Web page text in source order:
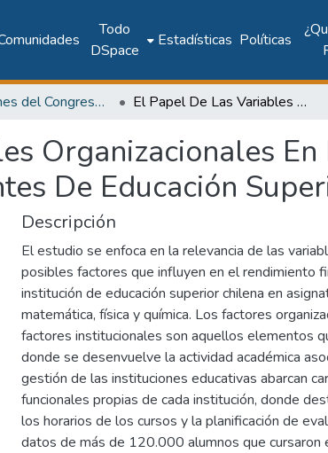
Todo
DSpace
Estadísticas Políticas
Publicaciones del Congreso Internacional CLABES El Papel De Las Variables Organizacionales En El Desempeño Académico De Estudiantes De Educación Superior En Ciencias Básicas
Organizacionales
De Educación
Descripción
El estudio se enfoca en la relevancia de las
posibles factores que influyen en el rendimiento
institución de educación superior chilena en
matemática, física y química. Los factores
factores institucionales son aquellos elementos
donde se desenvuelve la actividad académica
gestión de las instituciones educativas abarcan
funcionales propias de cada institución, donde
los horarios de los cursos y la planificación de
datos de más de 120.000 alumnos que cursaron